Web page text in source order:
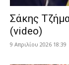
Σάκης
(video)
9 Απριλίου 2026 18:39